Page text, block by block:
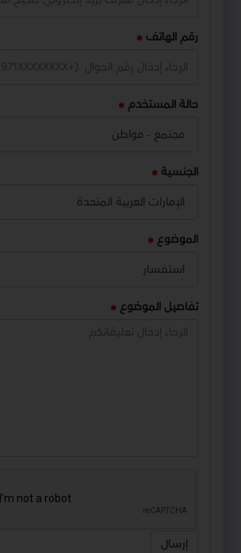
رقم الهاتف
حالة المستخدم
الجنسية
الموضوع
تفاصيل الموضوع
إرسال